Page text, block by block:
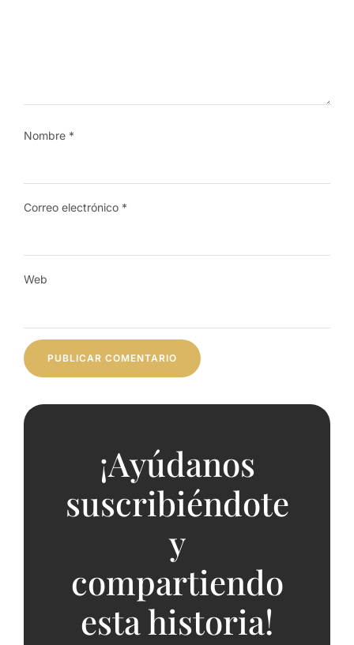
Nombre *
Correo electrónico *
Web
¡Ayúdanos
suscribiéndote
y
compartiendo
esta historia!